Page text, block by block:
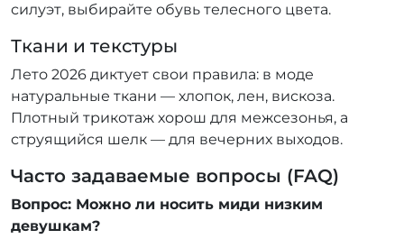
силуэт, выбирайте обувь телесного цвета.
Ткани и текстуры
Лето 2026 диктует свои правила: в моде
натуральные ткани — хлопок, лен, вискоза.
Плотный трикотаж хорош для межсезонья, а
струящийся шелк — для вечерних выходов.
Часто задаваемые вопросы (FAQ)
Вопрос: Можно ли носить миди низким
девушкам?